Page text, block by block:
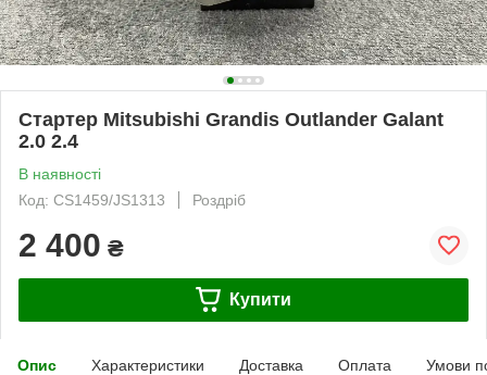
Стартер Mitsubishi Grandis Outlander Galant
2.0 2.4
В наявності
Код: CS1459/JS1313
Роздріб
2 400 ₴
Купити
Опис Характеристики Доставка Оплата Умови